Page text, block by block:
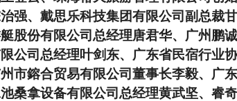
强、戴思乐科技集团有限公司副总裁
股份有限公司总经理唐君华、广州鹏
公司总经理叶剑东、广东省民宿行业
市鎔合贸易有限公司董事长李毅、广
桑拿设备有限公司总经理黄武坚、睿